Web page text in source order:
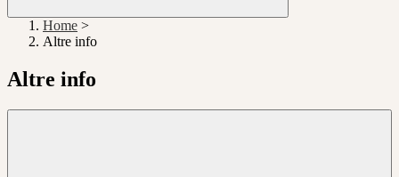
Home >
Altre info
Altre info